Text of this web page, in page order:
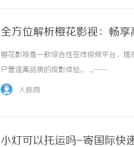
全方位解析樱花影视：畅
樱花影视是一款综合性在线视频平台，
户营造高品质的观影体验。 ...……
人脉网
小灯可以托运吗-寄国际快